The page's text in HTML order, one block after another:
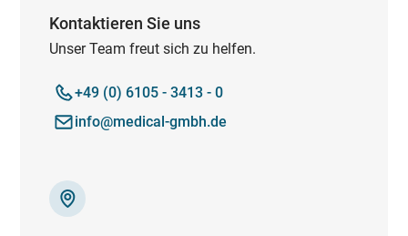
Kontaktieren Sie uns
Unser Team freut sich zu helfen.
+49 (0) 6105 - 3413 - 0
info@medical-gmbh.de